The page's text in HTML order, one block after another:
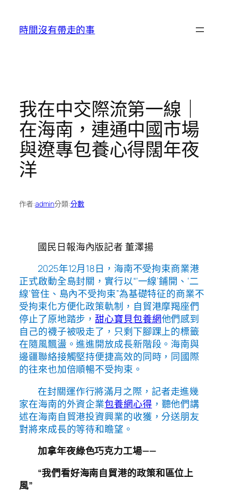
時間沒有帶走的事
我在中交際流第一線｜
在海南，連通中國市場
與遼專包養心得闊年夜
洋
作者:admin分類:分數
國民日報海內版記者 董澤揚
2025年12月18日，海南不受拘束商業港
正式啟動全島封關，實行以“‘一線’鋪開、‘二
線’管住、島內不受拘束”為基礎特征的商業不
受拘束化方便化政策軌制，自貿港摩羯座們
停止了原地踏步，甜心寶貝包養網他們感到
自己的襪子被吸走了，只剩下腳踝上的標籤
在隨風飄盪。進進開放成長新階段。海南與
邊疆聯絡接觸堅持便捷高效的同時，同國際
的往來也加倍順暢不受拘束。
在封關運作行將滿月之際，記者走進幾
家在海南的外資企業包養網心得 ，聽他們講
述在海南自貿港投資興業的收獲，分送朋友
對將來成長的等待和瞻望。
加拿年夜綠色巧克力工場——
“我們看好海南自貿港的政策和區位上
風”